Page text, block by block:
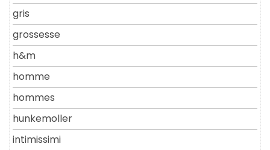
gris
grossesse
h&m
homme
hommes
hunkemoller
intimissimi